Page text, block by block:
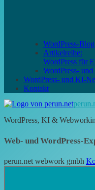
WordPress-Blog
Artikelreihe:
WordPress für
WordPress-
WordPress- und KI-
Kontakt
WordPress, KI &
Web- und WordPress-
perun.net webwork gmbh